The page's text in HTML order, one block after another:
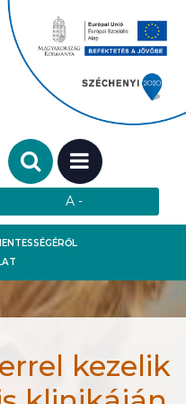
Keresendő szó:
MENÜ
kezelik